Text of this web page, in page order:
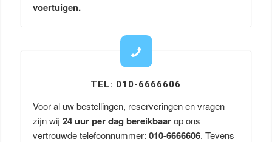
voertuigen.
TEL: 010-6666606
Voor al uw bestellingen, reserveringen en vragen
zijn wij 24 uur per dag bereikbaarop ons
vertrouwde telefoonnummer: 010-6666606. Tevens